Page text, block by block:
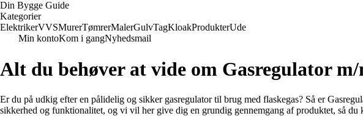
Din Bygge Guide
Kategorier
ElektrikerVVSMurerTømrerMalerGulvTagKloakProdukterUde
Min kontoKom i gangNyhedsmail
Alt du behøver at vide om Gasregulator
Er du på udkig efter en pålidelig og sikker gasregulator til brug med flaskegas? Så er
sikkerhed og funktionalitet, og vi vil her give dig en grundig gennemgang af produktet, så